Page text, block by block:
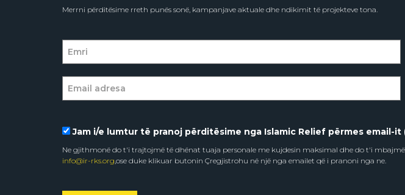
Merrni përditësime rreth punës sonë, kampanjave aktuale dhe ndikimit të projekteve tona.
Jam i/e lumtur të pranoj përditësime nga Islamic Relief përmes email-
Ne gjithmonë do t'i trajtojmë të dhënat tuaja personale me kujdesin maksimal dhe do t'i
info@ir-rks.org,ose duke klikuar butonin Çregjistrohu në një nga emailet që i pranoni nga ne.